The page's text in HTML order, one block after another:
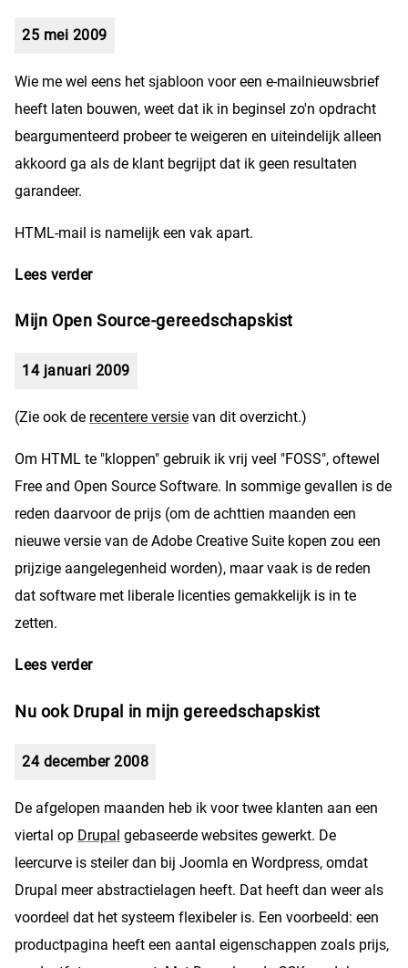
25 mei 2009
Wie me wel eens het sjabloon voor een e-mailnieuwsbrief
heeft laten bouwen, weet dat ik in beginsel zo'n opdracht
beargumenteerd probeer te weigeren en uiteindelijk alleen
akkoord ga als de klant begrijpt dat ik geen resultaten
garandeer.
HTML-mail is namelijk een vak apart.
Lees verderover E-mailnieuwsbrieven
Mijn Open Source-gereedschapskist
14 januari 2009
(Zie ook de recentere versie van dit overzicht.)
Om HTML te "kloppen" gebruik ik vrij veel "FOSS", oftewel
Free and Open Source Software. In sommige gevallen is de
reden daarvoor de prijs (om de achttien maanden een
nieuwe versie van de Adobe Creative Suite kopen zou een
prijzige aangelegenheid worden), maar vaak is de reden
dat software met liberale licenties gemakkelijk is in te
zetten.
Lees verderover Mijn Open Source-gereedschapskist
Nu ook Drupal in mijn gereedschapskist
24 december 2008
De afgelopen maanden heb ik voor twee klanten aan een
viertal op Drupal gebaseerde websites gewerkt. De
leercurve is steiler dan bij Joomla en Wordpress, omdat
Drupal meer abstractielagen heeft. Dat heeft dan weer als
voordeel dat het systeem flexibeler is. Een voorbeeld: een
productpagina heeft een aantal eigenschappen zoals prijs,